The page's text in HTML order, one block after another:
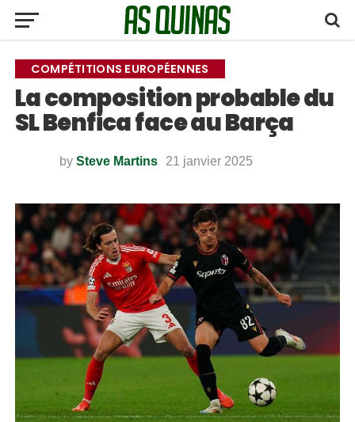
COMPÉTITIONS EUROPÉENNES
La composition probable du
SL Benfica face au Barça
by Steve Martins 21 janvier 2025